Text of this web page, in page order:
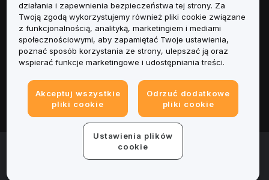
Usługi
Obsługa Klienta
Informacje prawne
© 2025-2026 Bybit.eu. All rights reserved.
działania i zapewnienia bezpieczeństwa tej strony. Za
Twoją zgodą wykorzystujemy również pliki cookie związane
z funkcjonalnością, analityką, marketingiem i mediami
społecznościowymi, aby zapamiętać Twoje ustawienia,
poznać sposób korzystania ze strony, ulepszać ją oraz
wspierać funkcje marketingowe i udostępniania treści.
Akceptuj wszystkie
pliki cookie
Odrzuć dodatkowe
pliki cookie
Ustawienia plików
cookie